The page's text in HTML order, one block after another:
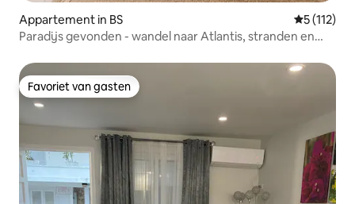
Appartement in BS
5 (112)
Paradijs gevonden - wandel naar Atlantis, stranden en
Favoriet van gasten
Favoriet van gasten